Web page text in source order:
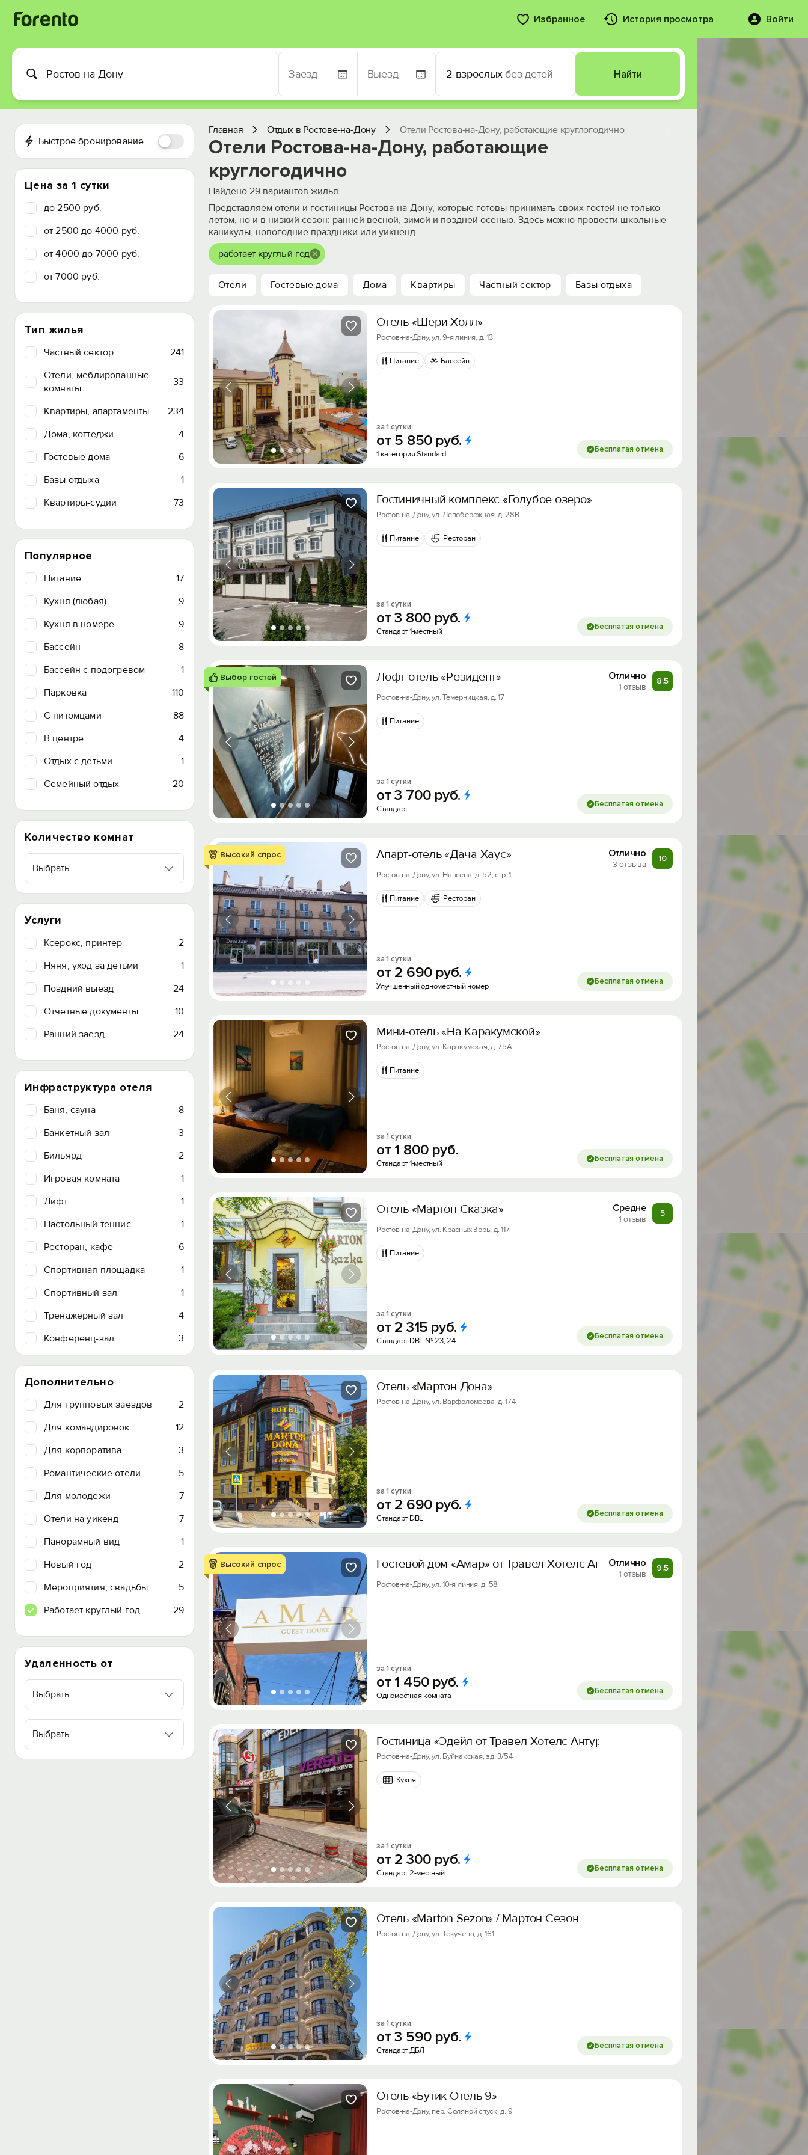
Избранное История просмотра Войти
2 взрослых·без детей Найти
Быстрое бронирование
Цена за 1 сутки
до 2500 руб.
от 2500 до 4000 руб.
от 4000 до 7000 руб.
от 7000 руб.
Тип жилья
Частный сектор
241
Отели, меблированные
комнаты
33
Квартиры, апартаменты
234
Дома, коттеджи
4
Гостевые дома
6
Базы отдыха
1
Квартиры-судии
73
Популярное
Питание
17
Кухня (любая)
9
Кухня в номере
9
Бассейн
8
Бассейн с подогревом
1
Парковка
110
C питомцами
88
В центре
4
Отдых с детьми
1
Семейный отдых
20
Количество комнат
Выбрать
Услуги
Ксерокс, принтер
2
Няня, уход за детьми
1
Поздний выезд
24
Отчетные документы
10
Ранний заезд
24
Инфраструктура отеля
Баня, сауна
8
Банкетный зал
3
Бильярд
2
Игровая комната
1
Лифт
1
Настольный теннис
1
Ресторан, кафе
6
Спортивная площадка
1
Спортивный зал
1
Тренажерный зал
4
Конференц-зал
3
Дополнительно
Для групповых заездов
2
Для командировок
12
Для корпоратива
3
Романтические отели
5
Для молодежи
7
Отели на уикенд
7
Панорамный вид
1
Новый год
2
Мероприятия, свадьбы
5
Работает круглый год
29
Удаленность от
Выбрать
Выбрать
Главная Отдых в Ростове-на-Дону Отели Ростова-на-Дону, работающие круглогодично
Отели Ростова-на-Дону, работающие
круглогодично
Найдено 29 вариантов жилья
Представляем отели и гостиницы Ростова-на-Дону, которые готовы принимать своих гостей не только
летом, но и в низкий сезон: ранней весной, зимой и поздней осенью. Здесь можно провести школьные
каникулы, новогодние праздники или уикненд.
работает круглый год
Отели Гостевые дома Дома Квартиры Частный сектор Базы отдыха
Отель «Шери Холл»
Ростов-на-Дону, ул. 9-я линия, д. 13
Питание Бассейн
за 1 сутки
от 5 850 руб.
1 категория Standard Бесплатая отмена
Гостиничный комплекс «Голубое озеро»
Ростов-на-Дону, ул. Левобережная, д. 28В
Питание Ресторан
за 1 сутки
от3 800 руб.
Стандарт 1-местный Бесплатая отмена
Выбор гостей Лофт отель «Резидент» Отлично
1 отзыв
8.5
Ростов-на-Дону, ул. Темерницкая, д. 17
Питание
за 1 сутки
от3 700 руб.
Стандарт Бесплатая отмена
Высокий спрос Апарт-отель «Дача Хаус» Отлично
3 отзыва
10
Ростов-на-Дону, ул. Нансена, д. 52, стр. 1
Питание Ресторан
за 1 сутки
от 2 690 руб.
Улучшенный одноместный номер Бесплатая отмена
Мини-отель «На Каракумской»
Ростов-на-Дону, ул. Каракумская, д. 75А
Питание
за 1 сутки
от 1 800 руб.
Стандарт 1-местный Бесплатая отмена
Отель «Мартон Сказка» Средне
1 отзыв
5
Ростов-на-Дону, ул. Красных Зорь, д. 117
Питание
за 1 сутки
от 2 315 руб.
Стандарт DBL № 23, 24 Бесплатая отмена
Отель «Мартон Дона»
Ростов-на-Дону, ул. Варфоломеева, д. 174
за 1 сутки
от 2 690 руб.
Стандарт DBL Бесплатая отмена
Высокий спрос Гостевой дом «Амар» от Травел Хотелс Антураж
Отлично
1 отзыв
9.5
Ростов-на-Дону, ул. 10-я линия, д. 58
за 1 сутки
от 1 450 руб.
Одноместная комната Бесплатая отмена
Гостиница «Эдейл от Травел Хотелс Антураж»
Ростов-на-Дону, ул. Буйнакская, зд. 3/54
Кухня
за 1 сутки
от 2 300 руб.
Стандарт 2-местный Бесплатая отмена
Отель «Marton Sezon» / Мартон Сезон
Ростов-на-Дону, ул. Текучева, д. 161
за 1 сутки
от3 590 руб.
Стандарт ДБЛ Бесплатая отмена
Отель «Бутик-Отель 9»
Ростов-на-Дону, пер. Соляной спуск, д. 9